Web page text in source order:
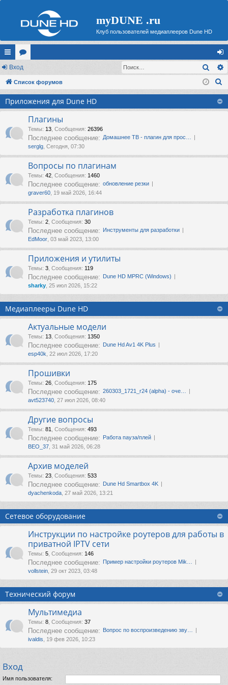
myDUNE .ru
Клуб пользователей медиаплееров Dune HD
с
ы
лк
и
ор
ум
хо
д
Вход
Список форумов
Приложения для Dune HD
Плагины
Темы: 13 Сообщения: 26396
Последнее сообщение: Домашнее ТВ - плагин для прос…
serglg , Сегодня, 07:30
Вопросы по плагинам
Темы: 42 Сообщения: 1460
Последнее сообщение: обновление резки
graver60 , 19 май 2026, 16:44
Разработка плагинов
Темы: 2 Сообщения: 30
Последнее сообщение: Инструменты для разработки
EdMoor , 03 май 2023, 13:00
Приложения и утилиты
Темы: 3 Сообщения: 119
Последнее сообщение: Dune HD MPRC (Windows)
sharky , 25 июл 2026, 15:22
Медиаплееры Dune HD
Актуальные модели
Темы: 13 Сообщения: 1350
Последнее сообщение: Dune Hd Av1 4K Plus
esp40k , 22 июл 2026, 17:20
Прошивки
Темы: 26 Сообщения: 175
Последнее сообщение: 260303_1721_r24 (alpha) - оче…
avt523740 , 27 июл 2026, 08:40
Другие вопросы
Темы: 81 Сообщения: 493
Последнее сообщение: Работа пауза/плей
ВЕО_37 , 31 май 2026, 06:28
Архив моделей
Темы: 23 Сообщения: 533
Последнее сообщение: Dune Hd Smartbox 4K
dyachenkoda , 27 май 2026, 13:21
Сетевое оборудование
Инструкции по настройке роутеров для работы в
приватной IPTV сети
Темы: 5 Сообщения: 146
Последнее сообщение: Пример настройки роутеров Mik…
vollstein , 29 окт 2023, 03:48
Технический форум
Мультимедиа
Темы: 8 Сообщения: 37
Последнее сообщение: Вопрос по воспроизведению зву…
ivaldis , 19 фев 2026, 10:23
Вход
Имя пользователя: